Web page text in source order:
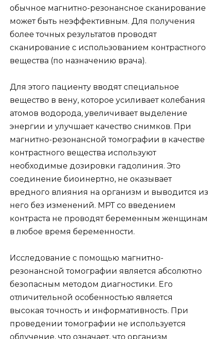
обычное магнитно-резонансное сканирование
может быть неэффективным. Для получения
более точных результатов проводят
сканирование с использованием контрастного
вещества (по назначению врача).
Для этого пациенту вводят специальное
вещество в вену, которое усиливает колебания
атомов водорода, увеличивает выделение
энергии и улучшает качество снимков. При
магнитно-резонансной томографии в качестве
контрастного вещества используют
необходимые дозировки гадолиния. Это
соединение биоинертно, не оказывает
вредного влияния на организм и выводится из
него без изменений. МРТ со введением
контраста не проводят беременным женщинам
в любое время беременности.
Исследование с помощью магнитно-
резонансной томографии является абсолютно
безопасным методом диагностики. Его
отличительной особенностью является
высокая точность и информативность. При
проведении томографии не используется
облучение, что означает, что организм